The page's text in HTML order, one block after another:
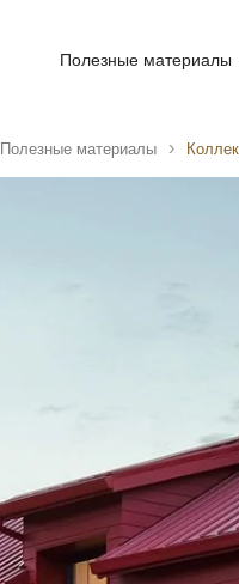
Полезные материалы
Полезные материалы